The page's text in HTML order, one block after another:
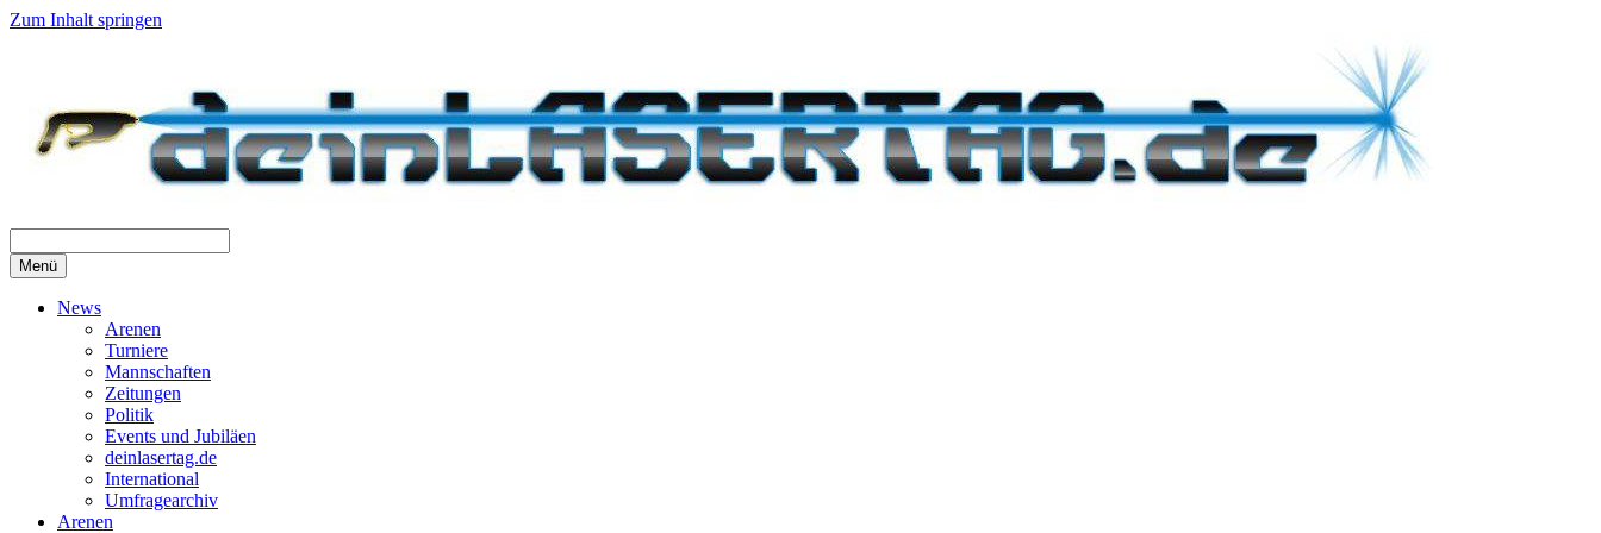
Zum Inhalt springen
Menü
News
Arenen
Turniere
Mannschaften
Zeitungen
Politik
Events und Jubiläen
deinlasertag.de
International
Umfragearchiv
Arenen